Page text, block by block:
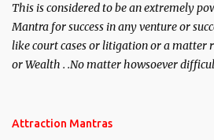
This is considered to be an extremely
Mantra for success in any venture or
like court cases or litigation or a matter
or Wealth . .No matter howsoever
Attraction Mantras